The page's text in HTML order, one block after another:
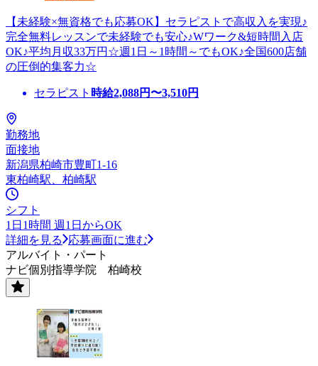
【未経験×無資格でも応募OK】セラピストで高収入を実現♪
完全無料レッスンで未経験でも安心♪Wワーク&短時間入店
OK♪平均月収33万円☆週1日～1時間～でもOK♪全国600店舗
の圧倒的集客力☆
セラピスト 時給2,088円〜3,510円
勤務地
面接地
新潟県柏崎市豊町1-16
東柏崎駅、柏崎駅
シフト
1日1時間 週1日からOK
詳細を見る
応募画面に進む
アルバイト・パート
ナビ個別指導学院 柏崎校